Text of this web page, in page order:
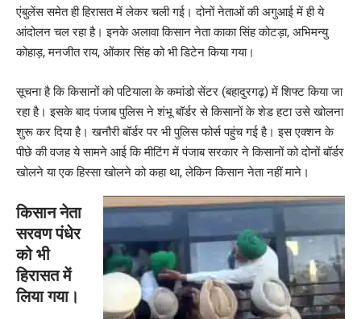
एंबुलेंस समेत ही हिरासत में लेकर चली गई। दोनों नेताओं की अगुआई में ही ये
आंदोलन चल रहा है। इनके अलावा किसान नेता काका सिंह कोटड़ा, अभिमन्यु
कोहाड़, मनजीत राय, ओंकार सिंह को भी डिटेन किया गया।
सूचना है कि किसानों को पटियाला के कमांडो सेंटर (बहादुरगढ़) में शिफ्ट किया जा
रहा है। इसके बाद पंजाब पुलिस ने शंभू बॉर्डर से किसानों के शेड हटा उसे खोलना
शुरू कर दिया है। खनौरी बॉर्डर पर भी पुलिस फोर्स पहुंच गई है। इस एक्शन के
पीछे की वजह ये सामने आई कि मीटिंग में पंजाब सरकार ने किसानों को दोनों बॉर्डर
खोलने या एक हिस्सा खोलने को कहा था, लेकिन किसान नेता नहीं माने।
किसान नेता
सरवण पंधेर
को भी
हिरासत में
लिया गया।